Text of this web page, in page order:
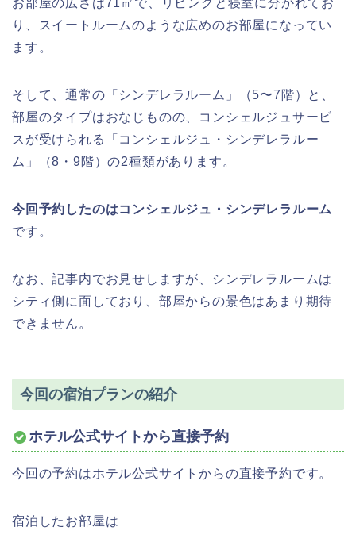
お部屋の広さは71㎡で、リビングと寝室に分かれてお
り、スイートルームのような広めのお部屋になってい
ます。
そして、通常の「シンデレラルーム」（5〜7階）と、
部屋のタイプはおなじものの、コンシェルジュサービ
スが受けられる「コンシェルジュ・シンデレラルー
ム」（8・9階）の2種類があります。
今回予約したのはコンシェルジュ・シンデレラルーム
です。
なお、記事内でお見せしますが、シンデレラルームは
シティ側に面しており、部屋からの景色はあまり期待
できません。
今回の宿泊プランの紹介
ホテル公式サイトから直接予約
今回の予約はホテル公式サイトからの直接予約です。
宿泊したお部屋は